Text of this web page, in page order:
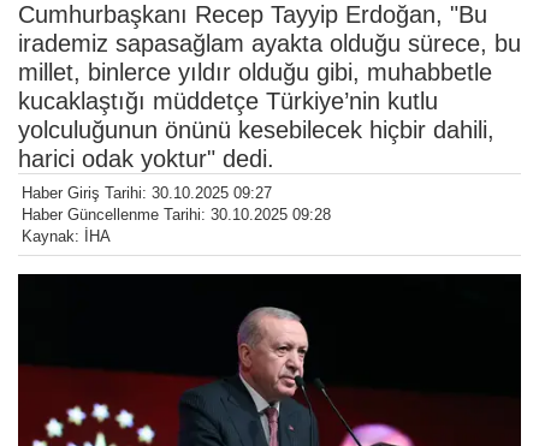
Cumhurbaşkanı Recep Tayyip Erdoğan, "Bu
irademiz sapasağlam ayakta olduğu sürece, bu
millet, binlerce yıldır olduğu gibi, muhabbetle
kucaklaştığı müddetçe Türkiye’nin kutlu
yolculuğunun önünü kesebilecek hiçbir dahili,
harici odak yoktur" dedi.
Haber Giriş Tarihi: 30.10.2025 09:27
Haber Güncellenme Tarihi: 30.10.2025 09:28
Kaynak: İHA